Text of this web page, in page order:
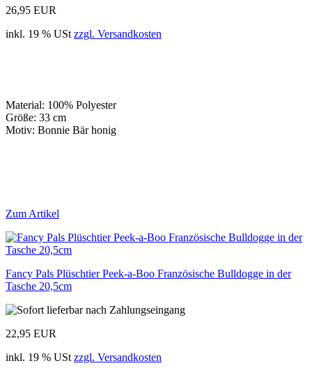
26,95 EUR
inkl. 19 % USt zzgl. Versandkosten
Material: 100% Polyester
Größe: 33 cm
Motiv: Bonnie Bär honig
Zum Artikel
Fancy Pals Plüschtier Peek-a-Boo Französische Bulldogge in der
Tasche 20,5cm
22,95 EUR
inkl. 19 % USt zzgl. Versandkosten